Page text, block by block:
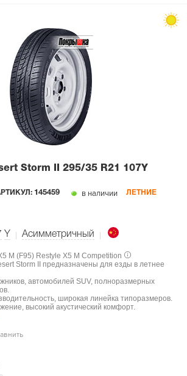
Storm II 295/35 R21 107Y
145459 в наличии ЛЕТНИЕ
Y Асимметричный
M (F95) Restyle X5 M Competition
Storm II предназначены для езды в летнее
автомобилей SUV, полноразмерных
широкая линейка типоразмеров.
высокий акустический комфорт.